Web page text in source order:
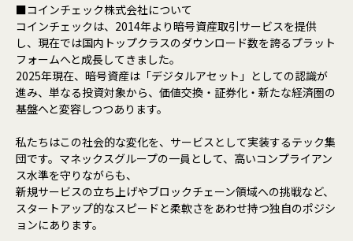
■コインチェック株式会社について
コインチェックは、2014年より暗号資産取引サービスを提供
し、現在では国内トップクラスのダウンロード数を誇るプラット
フォームへと成長してきました。
2025年現在、暗号資産は「デジタルアセット」としての認識が
進み、単なる投資対象から、価値交換・証券化・新たな経済圏の
基盤へと変容しつつあります。
私たちはこの社会的な変化を、サービスとして実装するテック集
団です。マネックスグループの一員として、高いコンプライアン
ス水準を守りながらも、
新規サービスの立ち上げやブロックチェーン領域への挑戦など、
スタートアップ的なスピードと柔軟さをあわせ持つ独自のポジシ
ョンにあります。